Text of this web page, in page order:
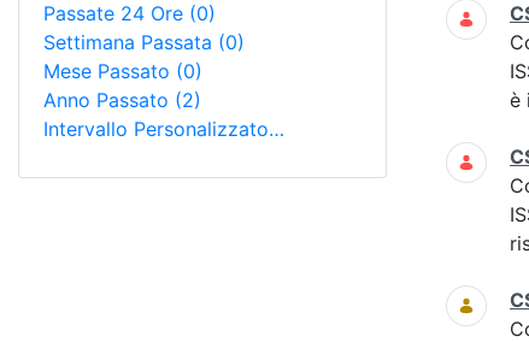
Passate 24 Ore (0)
Settimana Passata (0)
Mese Passato (0)
Anno Passato (2)
Intervallo Personalizzato…
è